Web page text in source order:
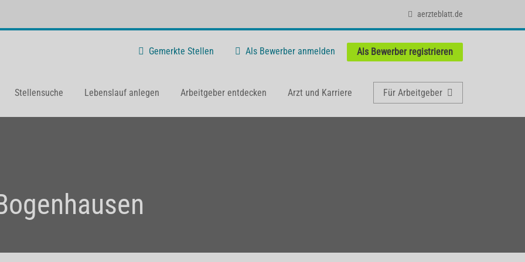
aerzteblatt.de
Gemerkte Stellen Als Bewerber anmelden Als Bewerber registrieren
Stellensuche Lebenslauf anlegen Arbeitgeber entdecken Arzt und Karriere Für Arbeitgeber